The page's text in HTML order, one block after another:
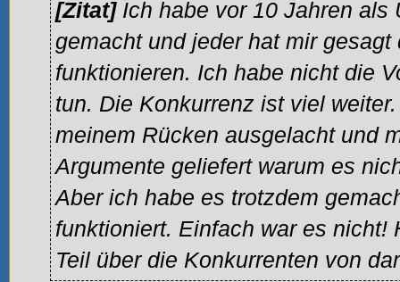
[Zitat] Ich habe vor 10 Jahren als
gemacht und jeder hat mir gesagt
funktionieren. Ich habe nicht die
tun. Die Konkurrenz ist viel
meinem Rücken ausgelacht und
Argumente geliefert warum es
Aber ich habe es trotzdem
funktioniert. Einfach war es nicht!
Teil über die Konkurrenten von